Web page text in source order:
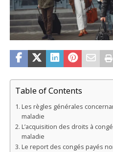
Table of Contents
Les règles générales
maladie
L’acquisition des droits à
maladie
Le report des congés payés